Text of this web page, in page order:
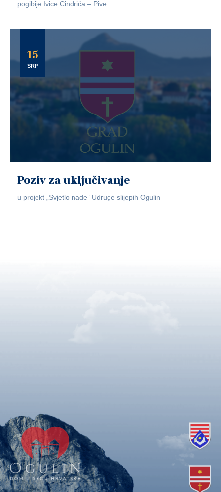
pogibije Ivice Cindrića – Pive
15
SRP
Poziv za uključivanje
u projekt „Svjetlo nade” Udruge slijepih Ogulin